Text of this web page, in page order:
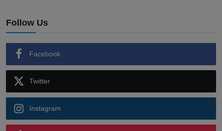
Follow Us
Facebook
Twitter
Instagram